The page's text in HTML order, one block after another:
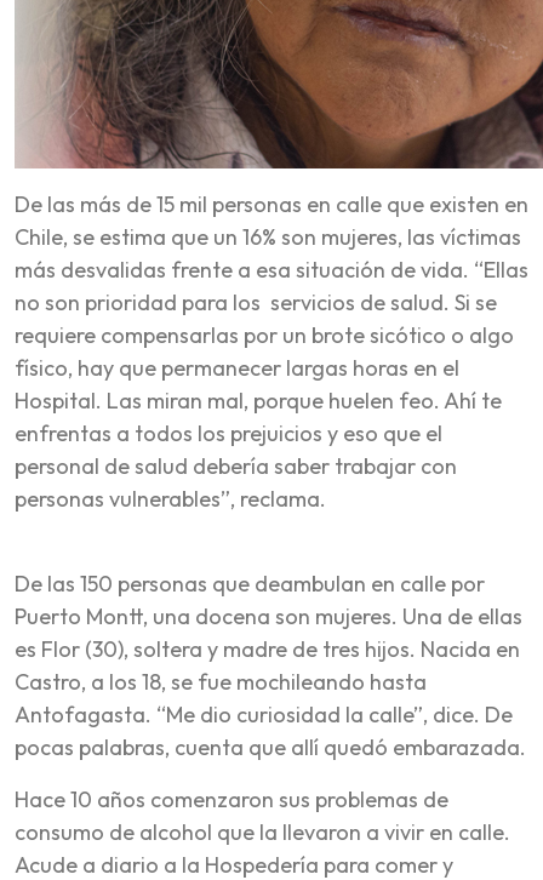
De las más de 15 mil personas en calle que existen en
Chile, se estima que un 16% son mujeres, las víctimas
más desvalidas frente a esa situación de vida. “Ellas
no son prioridad para los servicios de salud. Si se
requiere compensarlas por un brote sicótico o algo
físico, hay que permanecer largas horas en el
Hospital. Las miran mal, porque huelen feo. Ahí te
enfrentas a todos los prejuicios y eso que el
personal de salud debería saber trabajar con
personas vulnerables”, reclama.
De las 150 personas que deambulan en calle por
Puerto Montt, una docena son mujeres. Una de ellas
es Flor (30), soltera y madre de tres hijos. Nacida en
Castro, a los 18, se fue mochileando hasta
Antofagasta. “Me dio curiosidad la calle”, dice. De
pocas palabras, cuenta que allí quedó embarazada.
Hace 10 años comenzaron sus problemas de
consumo de alcohol que la llevaron a vivir en calle.
Acude a diario a la Hospedería para comer y